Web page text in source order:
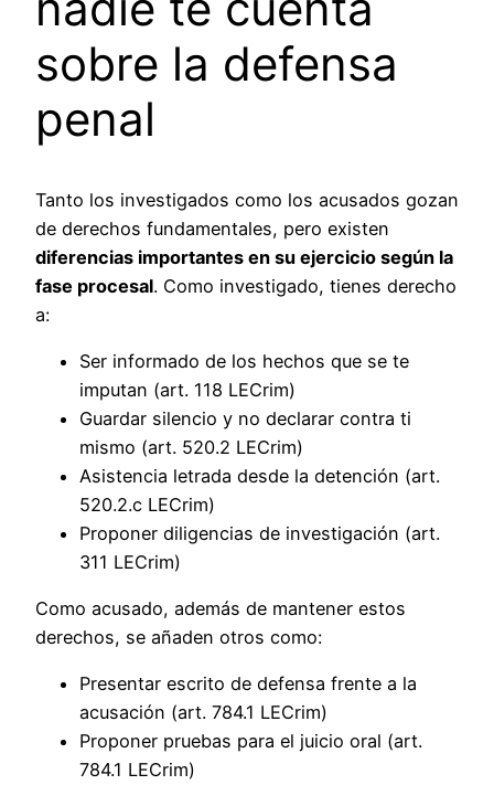
sobre la defensa
penal
Tanto los investigados como los acusados gozan
de derechos fundamentales, pero existen
diferencias importantes en su ejercicio según la
fase procesal. Como investigado, tienes derecho
a:
Ser informado de los hechos que se te
imputan (art. 118 LECrim)
Guardar silencio y no declarar contra ti
mismo (art. 520.2 LECrim)
Asistencia letrada desde la detención (art.
520.2.c LECrim)
Proponer diligencias de investigación (art.
311 LECrim)
Como acusado, además de mantener estos
derechos, se añaden otros como:
Presentar escrito de defensa frente a la
acusación (art. 784.1 LECrim)
Proponer pruebas para el juicio oral (art.
784.1 LECrim)